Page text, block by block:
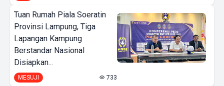
Tuan Rumah Piala Soeratin
Provinsi Lampung, Tiga
Lapangan Kampung
Berstandar Nasional
Disiapkan...
MESUJI 733